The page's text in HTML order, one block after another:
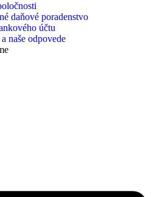
daňové poradenstvo
účtu
naše odpovede